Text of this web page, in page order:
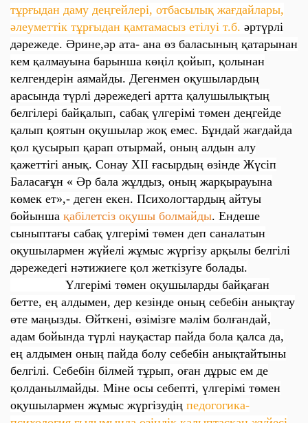
тұрғыдан даму деңгейлері, отбасылық жағдайлары,
әлеуметтік тұрғыдан қамтамасыз етілуі т.б. әртүрлі
дәрежеде. Әрине,әр ата- ана өз баласының қатарынан
кем қалмауына барынша көңіл қойып, қолынан
келгендерін аямайды. Дегенмен оқушылардың
арасында түрлі дәрежедегі артта қалушылықтың
белгілері байқалып, сабақ үлгерімі төмен деңгейде
қалып қоятын оқушылар жоқ емес. Бұндай жағдайда
қол қусырып қарап отырмай, оның алдын алу
қажеттігі анық. Сонау ХІІ ғасырдың өзінде Жүсіп
Баласағұн « Әр бала жұлдыз, оның жарқырауына
көмек ет»,- деген екен. Психологтардың айтуы
бойынша қабілетсіз оқушы болмайды. Ендеше
сыныптағы сабақ үлгерімі төмен деп саналатын
оқушылармен жүйелі жұмыс жүргізу арқылы белгілі
дәрежедегі нәтижиеге қол жеткізуге болады.
Үлгерімі төмен оқушыларды байқаған
бетте, ең алдымен, дер кезінде оның себебін анықтау
өте маңызды. Өйткені, өзімізге мәлім болғандай,
адам бойында түрлі науқастар пайда бола қалса да,
ең алдымен оның пайда болу себебін анықтайтыны
белгілі. Себебін білмей тұрып, оған дұрыс ем де
қолданылмайды. Міне осы себепті, үлгерімі төмен
оқушылармен жұмыс жүргізудің педогогика-